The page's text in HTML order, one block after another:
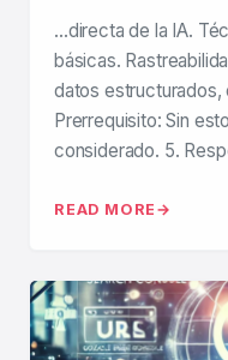
…directa de la IA.
básicas.
datos
Prerrequisito: Sin
considerado. 5.
READ MORE